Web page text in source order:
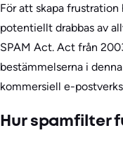
För att skapa frustration
potentiellt drabbas av
SPAM Act. Act från
bestämmelserna i
kommersiell e-
Hur spamfilter